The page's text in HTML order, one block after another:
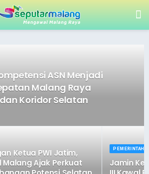
ASN Menjadi
Malang Raya
Koridor Selatan
Ketua PWI Jatim,
Malang Ajak Perkuat
Jamin